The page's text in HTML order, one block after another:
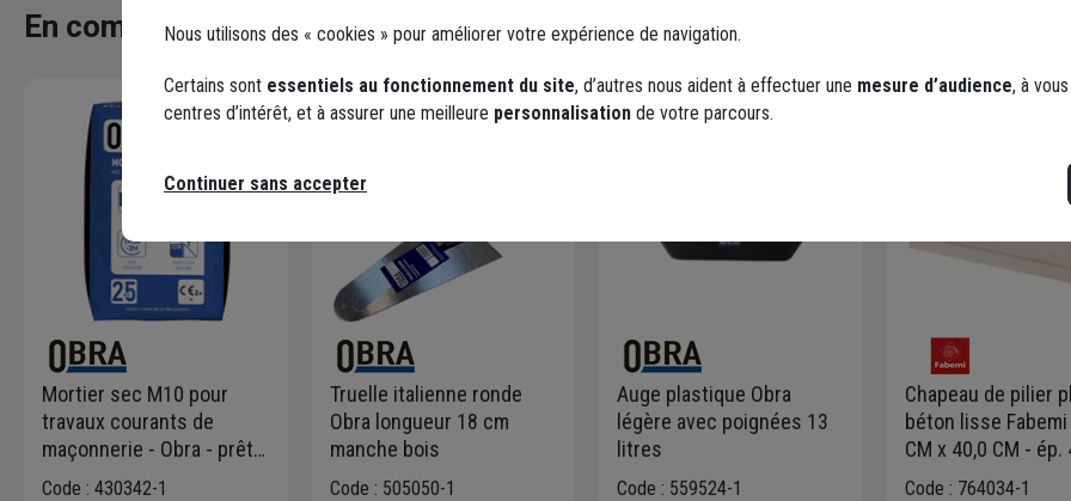
En complément
Mortier sec M10 pour
travaux courants de
maçonnerie - Obra - prêt à
gâcher - sac de 25 kg
Code : 430342-1
Truelle italienne ronde
Obra longueur 18 cm
manche bois
Code : 505050-1
Auge plastique Obra
légère avec poignées 13
litres
Code : 559524-1
Chapeau de pilier
béton lisse Fabemi
CM x 40,0 CM - ép.
CM - Blanc
Code : 764034-1
Nous utilisons des « cookies » pour améliorer votre expérience de navigation.
Certains sont essentiels au fonctionnement du site, d’autres nous aident à effectuer une mesure d’audience, à
centres d’intérêt, et à assurer une meilleure personnalisation de votre parcours.
Continuer sans accepter